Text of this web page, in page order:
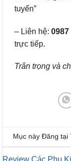
tuyển”
– Liên hệ: 0987
trực tiếp.
Trân trọng và
Mục này Đăng tại
Review Các Phụ